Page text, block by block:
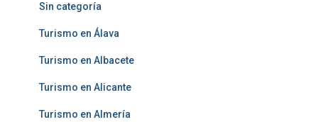
Sin categoría
Turismo en Álava
Turismo en Albacete
Turismo en Alicante
Turismo en Almería